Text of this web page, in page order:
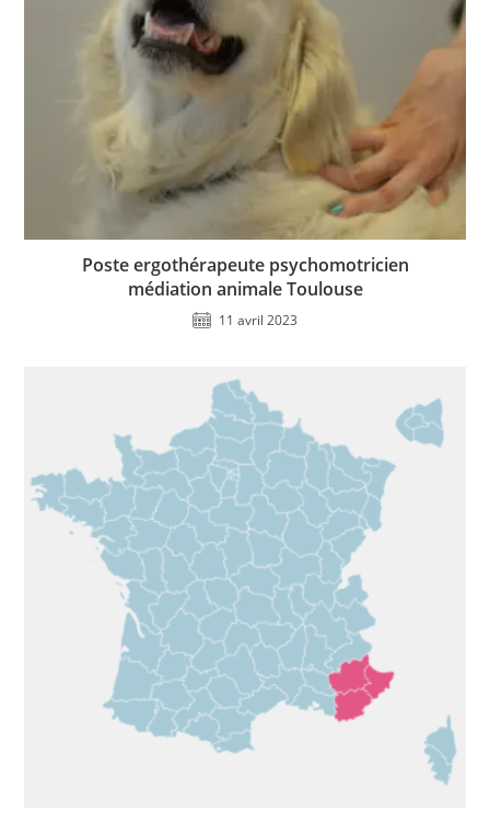
Poste ergothérapeute psychomotricien
médiation animale Toulouse
11 avril 2023